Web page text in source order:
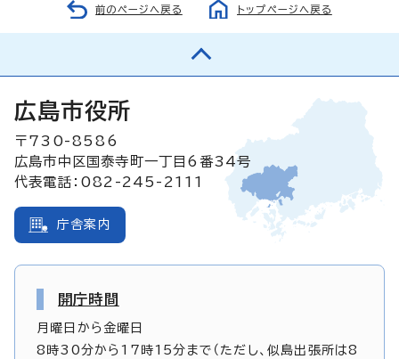
前のページへ戻る トップページへ戻る
広島市役所
〒730-8586
広島市中区国泰寺町一丁目6番34号
代表電話：082-245-2111
庁舎案内
開庁時間
月曜日から金曜日
8時30分から17時15分まで（ただし、似島出張所は8